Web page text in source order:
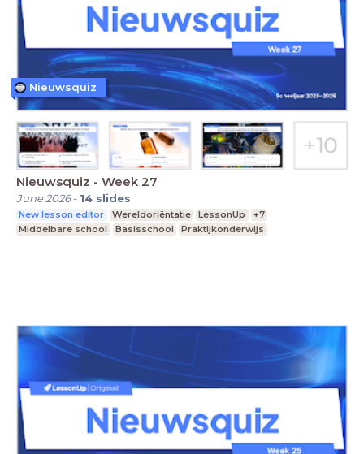
Nieuwsquiz - Week 27
June 2026- 14 slides
New lesson editor Wereldoriëntatie LessonUp
+7
Middelbare school
Basisschool Praktijkonderwijs
Nieuwsquiz